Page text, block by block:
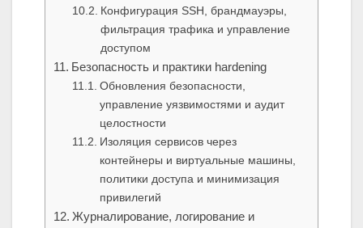
Конфигурация SSH, брандмауэры,
фильтрация трафика и управление
доступом
Безопасность и практики hardening
Обновления безопасности,
управление уязвимостями и аудит
целостности
Изоляция сервисов через
контейнеры и виртуальные машины,
политики доступа и минимизация
привилегий
Журналирование, логирование и